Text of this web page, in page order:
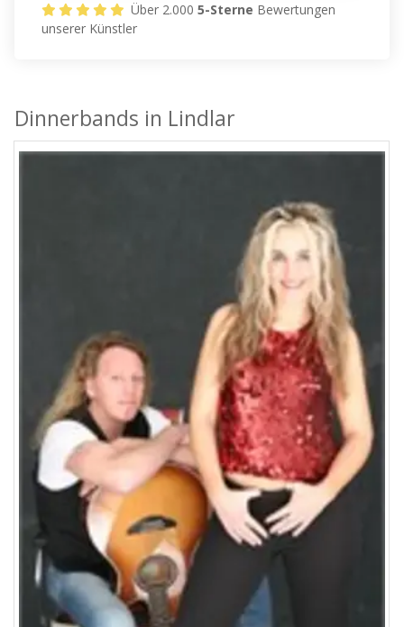
Über 2.0005-Sterne Bewertungen
unserer Künstler
Dinnerbands in Lindlar